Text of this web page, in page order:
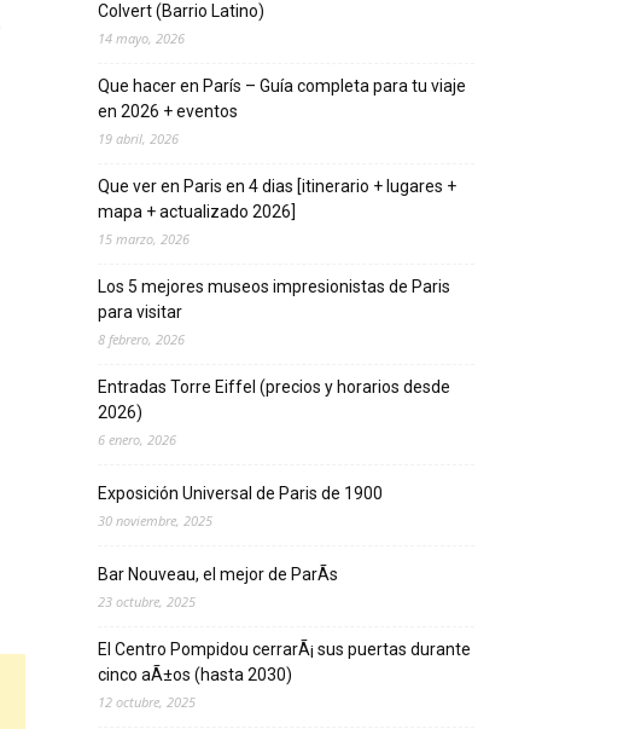
Colvert (Barrio Latino)
14 mayo, 2026
Que hacer en Parí­s – Guí­a completa para tu viaje
en 2026 + eventos
19 abril, 2026
Que ver en Pari­s en 4 di­as [itinerario + lugares +
mapa + actualizado 2026]
15 marzo, 2026
Los 5 mejores museos impresionistas de Pari­s
para visitar
8 febrero, 2026
Entradas Torre Eiffel (precios y horarios desde
2026)
6 enero, 2026
Exposición Universal de Pari­s de 1900
30 noviembre, 2025
Bar Nouveau, el mejor de ParÃ­s
23 octubre, 2025
El Centro Pompidou cerrarÃ¡ sus puertas durante
cinco aÃ±os (hasta 2030)
12 octubre, 2025